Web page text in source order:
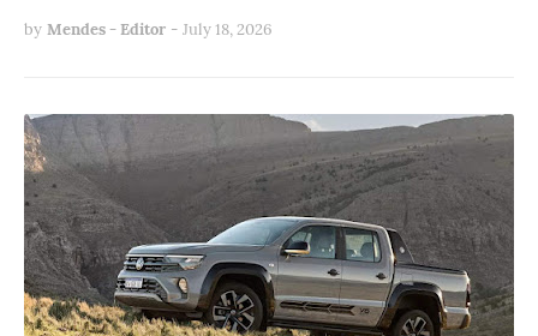
by Mendes - Editor - July 18, 2026